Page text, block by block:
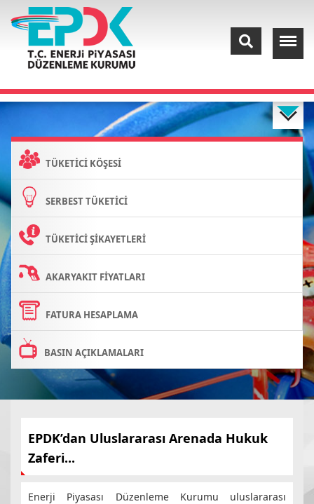
TÜKETİCİ KÖŞESİ
SERBEST TÜKETİCİ
TÜKETİCİ ŞİKAYETLERİ
AKARYAKIT FİYATLARI
FATURA HESAPLAMA
BASIN AÇIKLAMALARI
EPDK’dan Uluslararası Arenada Hukuk
Zaferi...
Enerji Piyasası Düzenleme Kurumu uluslararası